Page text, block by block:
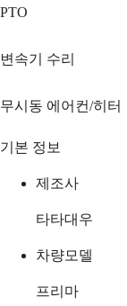
PTO
변속기 수리
무시동 에어컨/히터
기본 정보
제조사
타타대우
차량모델
프리마